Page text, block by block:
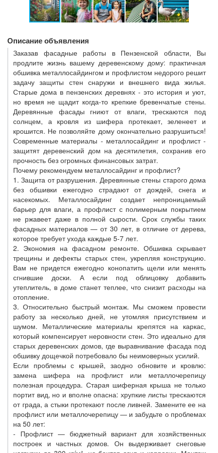
Описание объявления
Заказав фасадные работы в Пензенской области, Вы
продлите жизнь вашему деревенскому дому: практичная
обшивка металлосайдингом и профлистом недорого решит
задачу защиты стен снаружи и внешнего вида жилья.
Старые дома в пензенских деревнях - это история и уют,
но время не щадит когда-то крепкие бревенчатые стены.
Деревянные фасады гниют от влаги, трескаются под
солнцем, а кровля из шифера протекает, зеленеет и
крошится. Не позволяйте дому окончательно разрушиться!
Современные материалы - металлосайдинг и профлист -
защитят деревенский дом на десятилетия, сохранив его
прочность без огромных финансовых затрат.
Почему рекомендуем металлосайдинг и профлист?
1. Защита от разрушения. Деревянные стены старого дома
без обшивки ежегодно страдают от дождей, снега и
насекомых. Металлосайдинг создает непроницаемый
барьер для влаги, а профлист с полимерным покрытием
не ржавеет даже в полной сырости. Срок службы таких
фасадных материалов — от 30 лет, в отличие от дерева,
которое требует ухода каждые 5-7 лет.
2. Экономия на фасадном ремонте. Обшивка скрывает
трещины и дефекты старых стен, укрепляя конструкцию.
Вам не придется ежегодно конопатить щели или менять
сгнившие доски. А если под облицовку добавить
утеплитель, в доме станет теплее, что снизит расходы на
отопление.
3. Относительно быстрый монтаж. Мы сможем провести
работу за несколько дней, не утомляя присутствием и
шумом. Металлические материалы крепятся на каркас,
который компенсирует неровности стен. Это идеально для
старых деревенских домов, где выравнивание фасада под
обшивку дощечкой потребовало бы неимоверных усилий.
Если проблемы с крышей, заодно обновите и кровлю:
замена шифера на профлист или металлочерепицу
полезная процедура. Старая шиферная крыша не только
портит вид, но и вполне опасна: хрупкие листы трескаются
от града, а стыки протекают после ливней. Замените ее на
профлист или металлочерепицу — и забудьте о проблемах
на 50 лет:
- Профлист — бюджетный вариант для хозяйственных
построек и частных домов. Он выдерживает снеговые